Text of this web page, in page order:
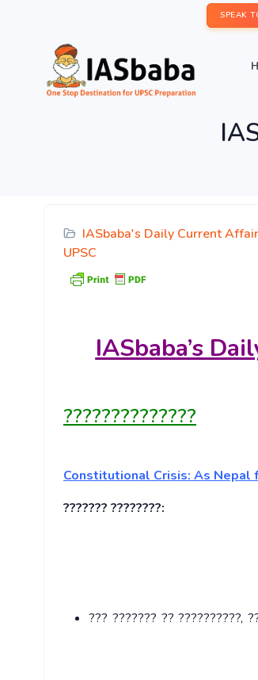
SPEAK
IASbaba's Daily Current
UPSC
IASbaba’s
??????????????
Constitutional Crisis: As Nepal
??????? ????????:
??? ??????? ?? ??????????,